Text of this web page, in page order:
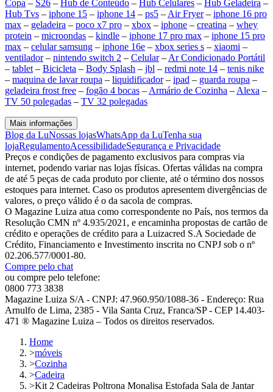
Copa – S26 – Hub de Conteúdo – Hub Celulares – Hub Geladeira –
Hub Tvs – iphone 15 – iphone 14 – ps5 – Air Fryer– iphone 16 pro
max – geladeira – poco x7 pro – xbox – iphone – creatina – whey
protein – microondas – kindle – iphone 17 pro max – iphone 15 pro
max – celular samsung – iphone 16e – xbox series s – xiaomi –
ventilador– nintendo switch 2 – Celular– Ar Condicionado Portátil
– tablet – Bicicleta – Body Splash – jbl – redmi note 14 – tenis nike
– maquina de lavar roupa – liquidificador– ipad – guarda roupa –
geladeira frost free – fogão 4 bocas – Armário de Cozinha – Alexa –
TV 50 polegadas – TV 32 polegadas
Mais informações
Blog da LuNossas lojasWhatsApp da LuTenha sua
lojaRegulamentoAcessibilidadeSegurança e Privacidade
Preços e condições de pagamento exclusivos para compras via
internet, podendo variar nas lojas físicas. Ofertas válidas na compra
de até 5 peças de cada produto por cliente, até o término dos nossos
estoques para internet. Caso os produtos apresentem divergências de
valores, o preço válido é o da sacola de compras.
O Magazine Luiza atua como correspondente no País, nos termos da
Resolução CMN nº 4.935/2021, e encaminha propostas de cartão de
crédito e operações de crédito para a Luizacred S.A Sociedade de
Crédito, Financiamento e Investimento inscrita no CNPJ sob o nº
02.206.577/0001-80.
Compre pelo chat
ou compre pelo telefone:
0800 773 3838
Magazine Luiza S/A - CNPJ: 47.960.950/1088-36 - Endereço: Rua
Arnulfo de Lima, 2385 - Vila Santa Cruz, Franca/SP - CEP 14.403-
471 ® Magazine Luiza – Todos os direitos reservados.
Home
>móveis
>Cozinha
>Cadeira
>Kit 2 Cadeiras Poltrona Monalisa Estofada Sala de Jantar